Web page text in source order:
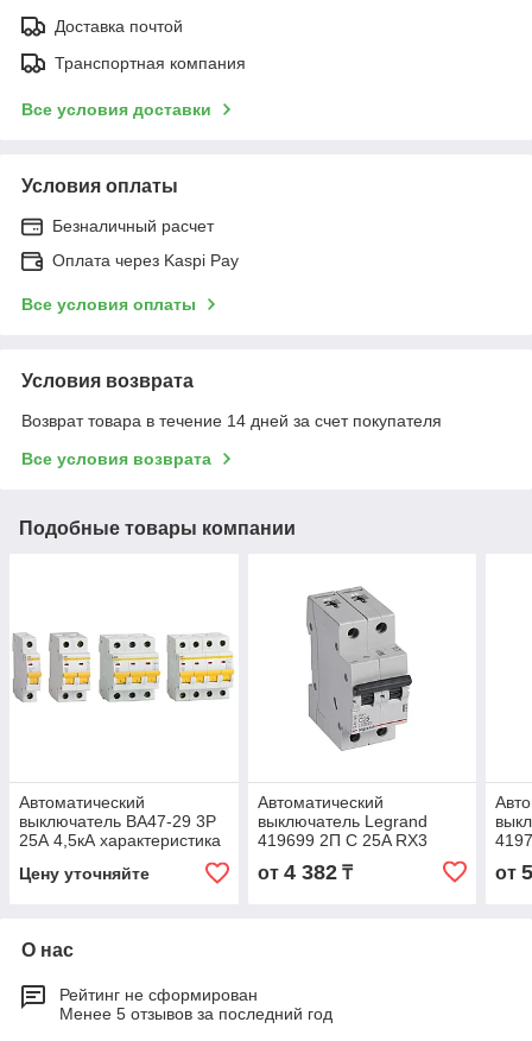
Доставка почтой
Транспортная компания
Все условия доставки
Условия оплаты
Безналичный расчет
Оплата через Kaspi Pay
Все условия оплаты
Условия возврата
Возврат товара в течение 14 дней за счет покупателя
Все условия возврата
Подобные товары компании
Автоматический
выключатель ВА47-29 3Р
25А 4,5кА характеристика
Цену уточняйте
Автоматический
выключатель Legrand
419699 2П C 25A RX3
от 4 382₸ от
О нас
Рейтинг не сформирован
Менее 5 отзывов за последний год